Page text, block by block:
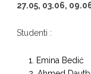
27.05, 03.06,
Studenti :
Emina Bedić